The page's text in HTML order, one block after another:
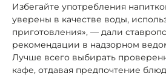
Избегайте употребления
уверены в качестве воды,
приготовления», — дали
рекомендации в надзорном
Лучше всего выбирать
кафе, отдавая предпочтение